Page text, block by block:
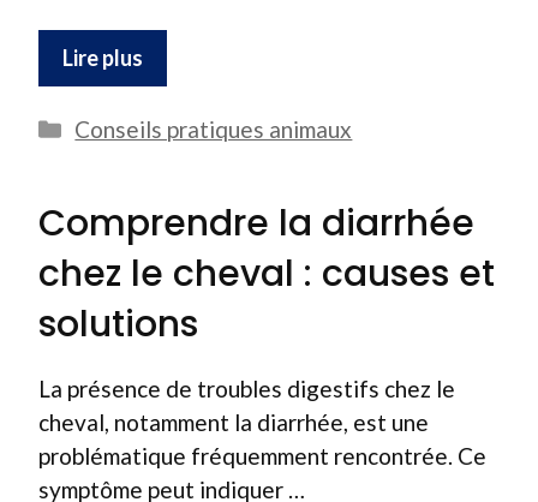
Lire plus
Catégories
Conseils pratiques animaux
Comprendre la diarrhée
chez le cheval : causes et
solutions
La présence de troubles digestifs chez le
cheval, notamment la diarrhée, est une
problématique fréquemment rencontrée. Ce
symptôme peut indiquer …